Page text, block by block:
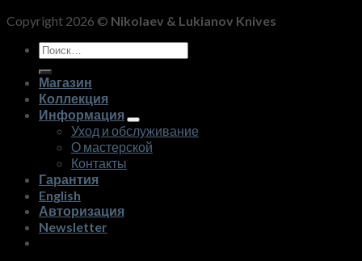
Copyright 2026 © Nikolaev & Lukianov Knives
Искать:
Магазин
Коллекция
Информация
Уход и обслуживание
О мастерской
Контакты
Гарантия
English
Авторизация
Newsletter